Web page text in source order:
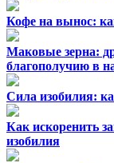
Кофе на вынос:
Маковые зерна:
благополучию в
Сила изобилия:
Как искоренить
изобилия